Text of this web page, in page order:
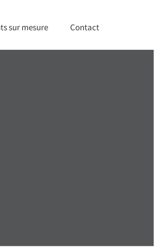
sur mesure Contact